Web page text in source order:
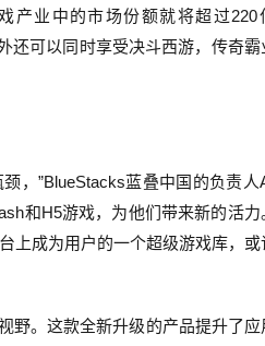
产业中的市场份额就将超过220
还可以同时享受决斗西游，传奇霸
，”BlueStacks蓝叠中国的负责人
和H5游戏，为他们带来新的活力
上成为用户的一个超级游戏库，或
野。这款全新升级的产品提升了应